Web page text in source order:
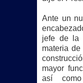
Ante un
jefe de la
materia
mayor
así